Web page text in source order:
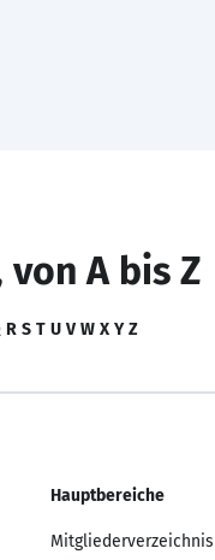
A bis Z
R S T U V W X Y Z
Hauptbereiche
Mitgliederverzeichnis